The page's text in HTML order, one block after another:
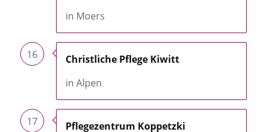
in Moers
16
Christliche Pflege Kiwitt
in Alpen
17
Pflegezentrum Koppetzki